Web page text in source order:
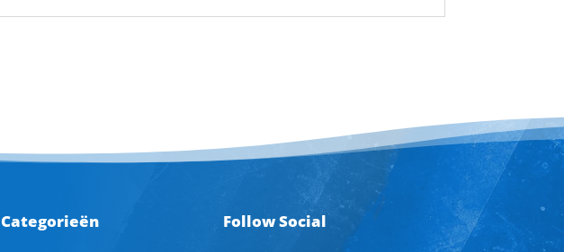
Categorieën Follow Social